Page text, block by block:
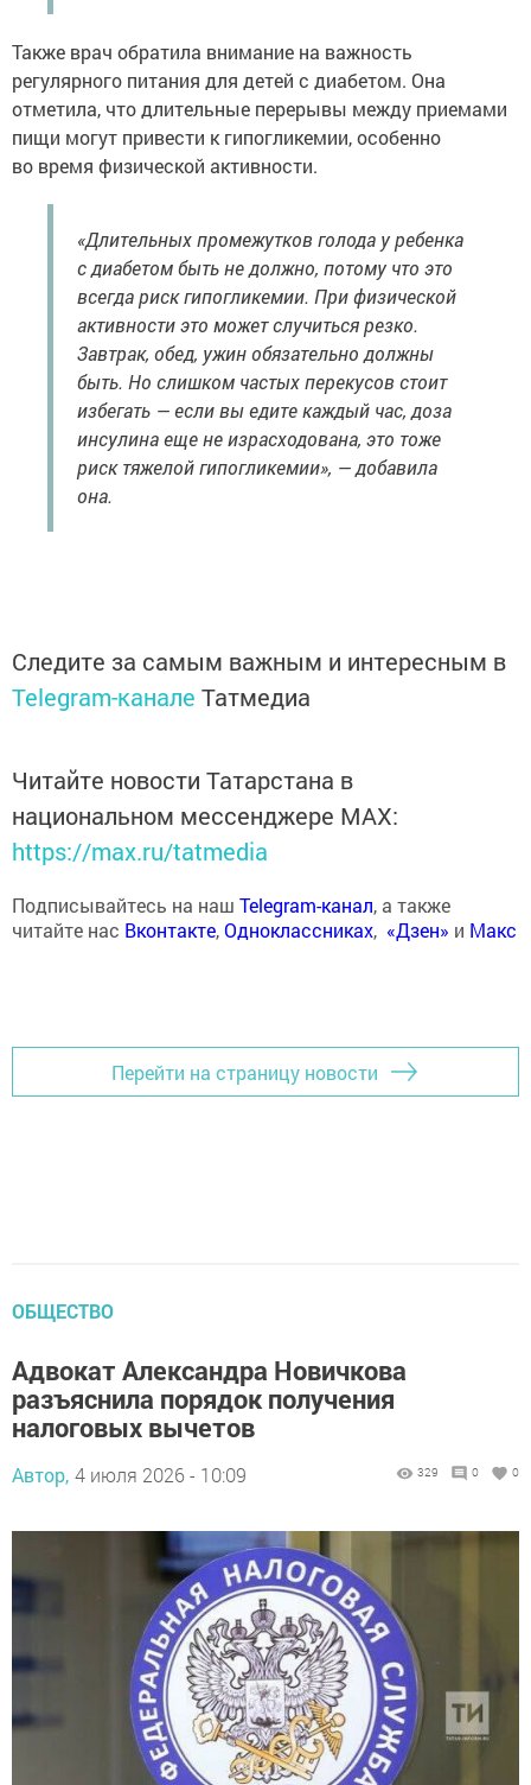
Также врач обратила внимание на важность
регулярного питания для детей с диабетом. Она
отметила, что длительные перерывы между приемами
пищи могут привести к гипогликемии, особенно
во время физической активности.
«Длительных промежутков голода у ребенка
с диабетом быть не должно, потому что это
всегда риск гипогликемии. При физической
активности это может случиться резко.
Завтрак, обед, ужин обязательно должны
быть. Но слишком частых перекусов стоит
избегать — если вы едите каждый час, доза
инсулина еще не израсходована, это тоже
риск тяжелой гипогликемии», — добавила
она.
Следите за самым важным и интересным в
Telegram-канале Татмедиа
Читайте новости Татарстана в
национальном мессенджере MАХ:
https://max.ru/tatmedia
Подписывайтесь на наш Telegram-канал, а также
читайте нас Вконтакте,Одноклассниках, «Дзен» и Макс
Перейти на страницу новости
ОБЩЕСТВО
Адвокат Александра Новичкова
разъяснила порядок получения
налоговых вычетов
Автор, 4 июля 2026 - 10:09 329 0 0